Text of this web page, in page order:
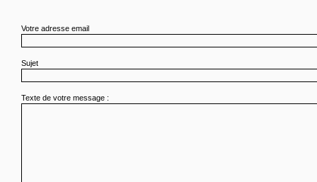
Votre adresse email
Sujet
Texte de votre message :